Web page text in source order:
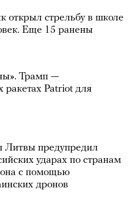
открыл стрельбу в школе
Еще 15 ранены
Трамп —
ракетах Patriot для
Литвы предупредил
ударах по странам
с помощью
дронов